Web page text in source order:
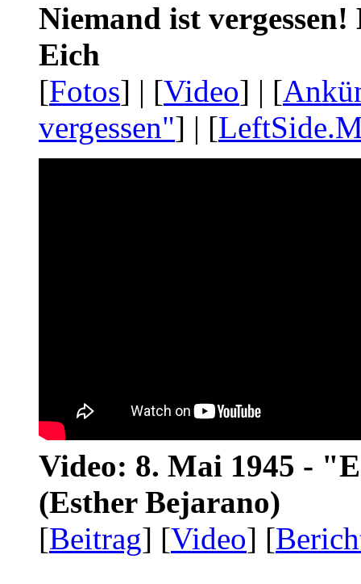
Niemand ist
Eich
[Fotos] | [Video] | [
vergessen"] | [
Video: 8. Mai 1945 -
(Esther Bejarano)
[Beitrag] [Video] [